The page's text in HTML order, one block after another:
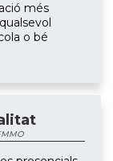
més
o bé